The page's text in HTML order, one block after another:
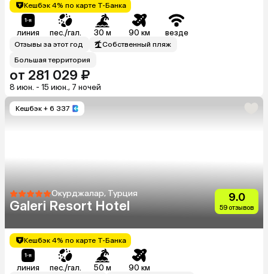
Кешбэк 4% по карте Т-Банка
линия пес./гал. 30 м 90 км везде
Отзывы за этот год
Собственный пляж
Большая территория
от 281 029 ₽
8 июн. - 15 июн., 7 ночей
Кешбэк + 6 337
Окурджалар, Турция
Galeri Resort Hotel
9.0
59 отзывов
Кешбэк 4% по карте Т-Банка
линия пес./гал. 50 м 90 км